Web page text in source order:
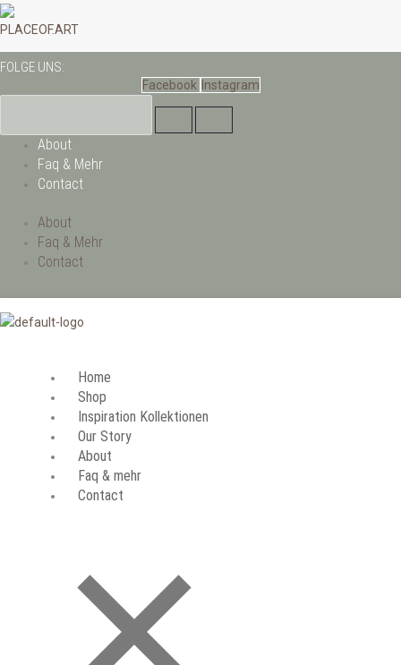
Zum
Inhalt
PLACEOF.ART
FOLGE UNS:
Facebook Instagram
About
Faq & Mehr
Contact
About
Faq & Mehr
Contact
Home
Shop
Inspiration Kollektionen
Our Story
About
Faq & mehr
Contact